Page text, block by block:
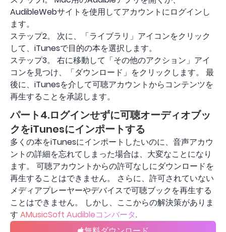
AudibleWebサイトを使用してアカウントにログインし
ます。
ステップ2。 次に、「ライブラリ」アイコンをクリック
して、iTunesで目的の本を選択します。
ステップ3。 右に移動して「その他のアクション」アイ
コンを見つけ、「ダウンロード」をクリックします。 最
後に、iTunesを介して可聴アカウントからコンテンツを
再生することを承認します。
パート4.ログインせずに可聴オーディオブッ
クをiTunesにインポートする
多くの本をiTunesにインポートしたいのに、音声アカウ
ントの詳細を忘れてしまった場合は、大変なことになり
ます。 可聴アカウントからの許可なしにダウンロードを
再生することはできません。 さらに、許可されていない
メディアプレーヤーやデバイスで可聴ブックを再生する
ことはできません。 しかし、ここからの解決策がありま
す AMusicSoft Audibleコンバータ.